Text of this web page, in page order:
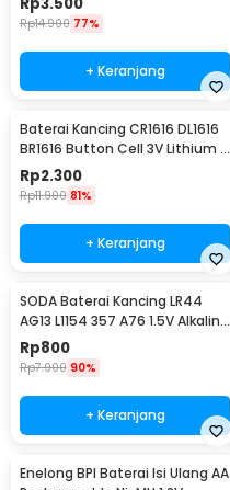
Rp14.900 77%
+ Keranjang
Baterai Kancing CR1616 DL1616
BR1616 Button Cell 3V Lithium 1
PCS
Rp2.300
Rp11.900 81%
+ Keranjang
SODA Baterai Kancing LR44
AG13 L1154 357 A76 1.5V Alkaline
1 PCS
Rp800
Rp7.900 90%
+ Keranjang
Enelong BPI Baterai Isi Ulang AA